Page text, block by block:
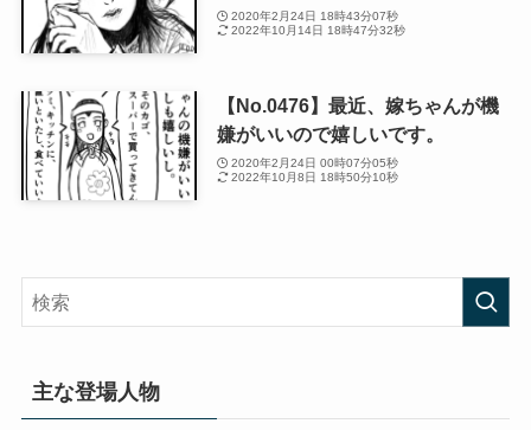
2020年2月24日 18時43分07秒
2022年10月14日 18時47分32秒
【No.0476】最近、嫁ちゃんが機
嫌がいいので嬉しいです。
2020年2月24日 00時07分05秒
2022年10月8日 18時50分10秒
主な登場人物